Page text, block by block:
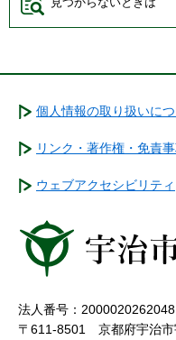
個人情報の取り扱いに
リンク・著作権・免責
ウェブアクセシビリティ
法人番号：2000020262048
〒611-8501 京都府宇治